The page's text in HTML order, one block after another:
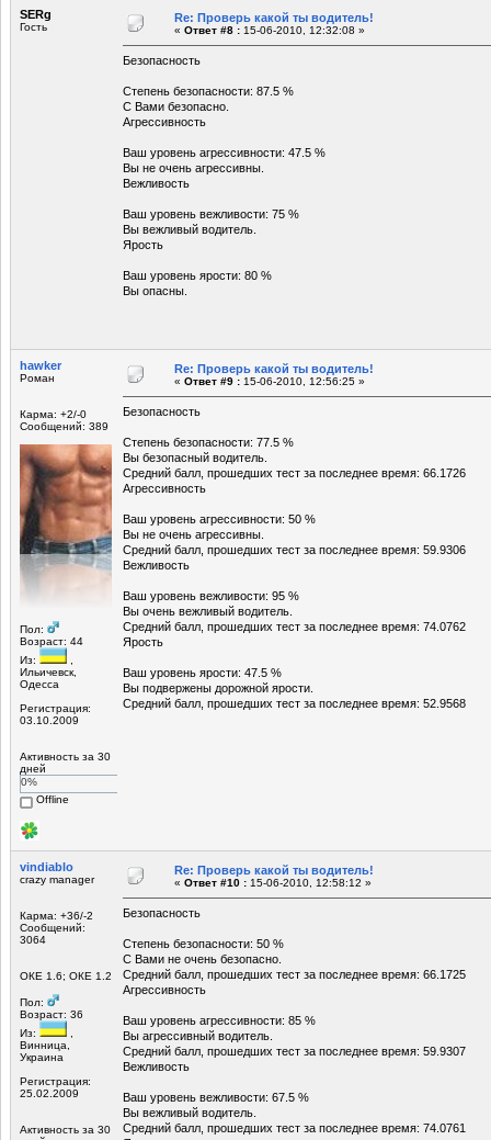
SERg
Гость
Re: Проверь какой ты водитель!
« Ответ #8 : 15-06-2010, 12:32:08 »
Безопасность
Степень безопасности: 87.5 %
С Вами безопасно.
Агрессивность
Ваш уровень агрессивности: 47.5 %
Вы не очень агрессивны.
Вежливость
Ваш уровень вежливости: 75 %
Вы вежливый водитель.
Ярость
Ваш уровень ярости: 80 %
Вы опасны.
hawker
Роман
Карма: +2/-0
Сообщений: 389
Пол:
Возраст: 44
Из:
Ильичевск,
Одесса
Регистрация:
03.10.2009
Активность за 30
дней
0%
Offline
Re: Проверь какой ты водитель!
« Ответ #9 : 15-06-2010, 12:56:25 »
Безопасность
Степень безопасности: 77.5 %
Вы безопасный водитель.
Средний балл, прошедших тест за последнее время: 66.1726
Агрессивность
Ваш уровень агрессивности: 50 %
Вы не очень агрессивны.
Средний балл, прошедших тест за последнее время: 59.9306
Вежливость
Ваш уровень вежливости: 95 %
Вы очень вежливый водитель.
Средний балл, прошедших тест за последнее время: 74.0762
Ярость
Ваш уровень ярости: 47.5 %
Вы подвержены дорожной ярости.
Средний балл, прошедших тест за последнее время: 52.9568
vindiablo
crazy manager
Карма: +36/-2
Сообщений:
3064
ОКЕ 1.6; ОКЕ 1.2
Пол:
Возраст: 36
Из:
Винница,
Украина
Регистрация:
25.02.2009
Активность за 30
Re: Проверь какой ты водитель!
« Ответ #10 : 15-06-2010, 12:58:12 »
Безопасность
Степень безопасности: 50 %
С Вами не очень безопасно.
Средний балл, прошедших тест за последнее время: 66.1725
Агрессивность
Ваш уровень агрессивности: 85 %
Вы агрессивный водитель.
Средний балл, прошедших тест за последнее время: 59.9307
Вежливость
Ваш уровень вежливости: 67.5 %
Вы вежливый водитель.
Средний балл, прошедших тест за последнее время: 74.0761